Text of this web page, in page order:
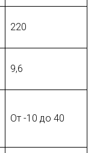
220
9,6
От -10 до 40